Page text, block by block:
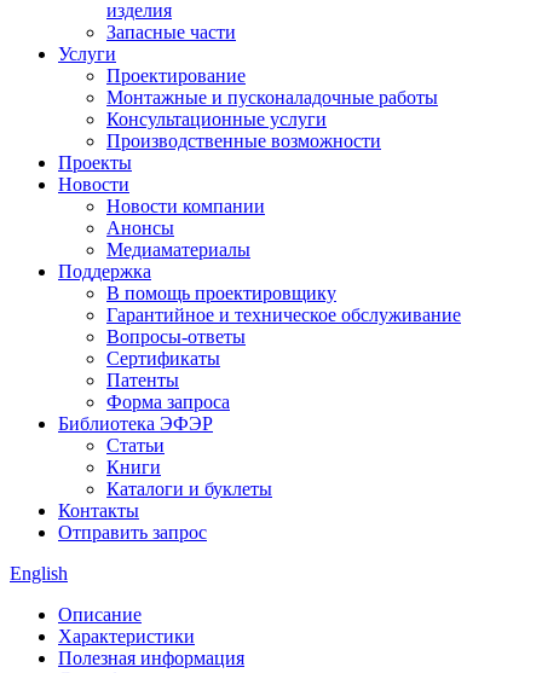
изделия
Запасные части
Услуги
Проектирование
Монтажные и пусконаладочные работы
Консультационные услуги
Производственные возможности
Проекты
Новости
Новости компании
Анонсы
Медиаматериалы
Поддержка
В помощь проектировщику
Гарантийное и техническое обслуживание
Вопросы-ответы
Сертификаты
Патенты
Форма запроса
Библиотека ЭФЭР
Статьи
Книги
Каталоги и буклеты
Контакты
Отправить запрос
English
Описание
Характеристики
Полезная информация